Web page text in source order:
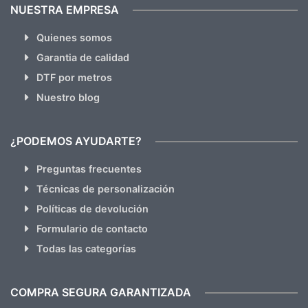
NUESTRA EMPRESA
Quienes somos
Garantia de calidad
DTF por metros
Nuestro blog
¿PODEMOS AYUDARTE?
Preguntas frecuentes
Técnicas de personalización
Políticas de devolución
Formulario de contacto
Todas las categorías
COMPRA SEGURA GARANTIZADA